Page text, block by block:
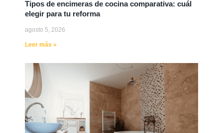
Tipos de encimeras de cocina comparativa: cuál
elegir para tu reforma
agosto 5, 2026
Leer más »